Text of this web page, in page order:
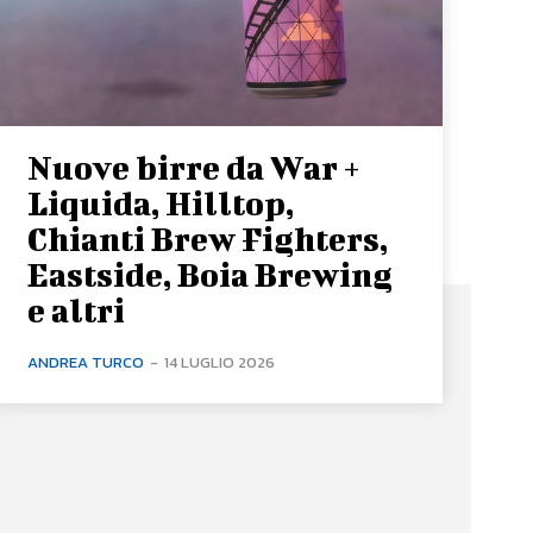
Nuove birre da War +
Liquida, Hilltop,
Chianti Brew Fighters,
Eastside, Boia Brewing
e altri
ANDREA TURCO - 14 LUGLIO 2026